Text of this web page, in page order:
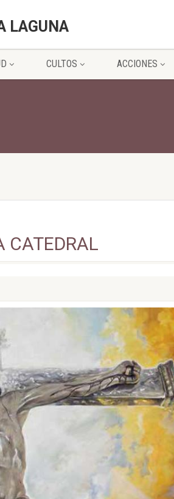
LAGUNA
CULTOS ACCIONES
CATEDRAL